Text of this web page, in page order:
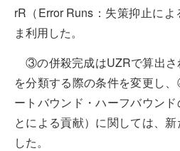
rR（Error Runs：失策抑止に
ま利用した。
③の併殺完成はUZRで算出
を分類する際の条件を変更し
ートバウンド・ハーフバウン
とによる貢献）に関しては、
した。